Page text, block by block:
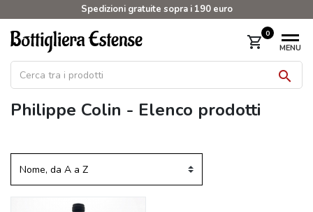
Spedizioni gratuite sopra i 190 euro
shopping_cart 0
MENU

Philippe Colin - Elenco prodotti